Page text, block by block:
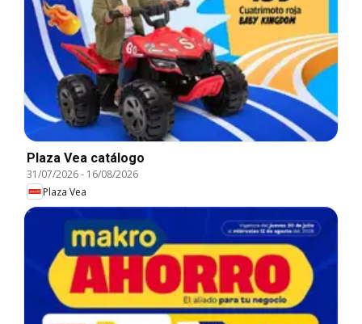
Plaza Vea catálogo
31/07/2026- 16/08/2026
Plaza Vea